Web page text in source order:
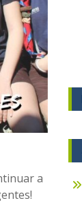
a